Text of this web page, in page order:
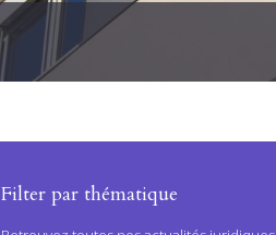
Filter par thématique